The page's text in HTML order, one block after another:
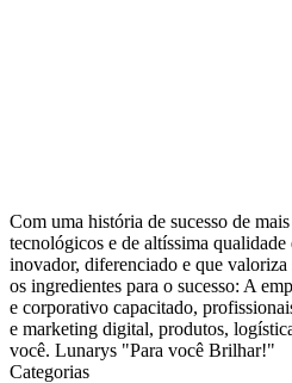
Com uma história de sucesso de
tecnológicos e de altíssima
inovador, diferenciado e que valoriza
os ingredientes para o sucesso: A
e corporativo capacitado,
e marketing digital, produtos,
você. Lunarys "Para você Brilhar!"
Categorias